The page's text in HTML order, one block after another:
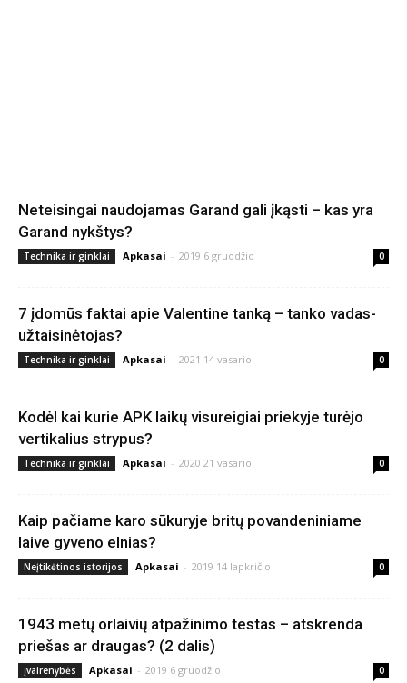
Neteisingai naudojamas Garand gali įkąsti – kas yra
Garand nykštys?
Technika ir ginklai Apkasai - 2019 6 gruodžio 0
7 įdomūs faktai apie Valentine tanką – tanko vadas-
užtaisinėtojas?
Technika ir ginklai Apkasai - 2021 14 vasario 0
Kodėl kai kurie APK laikų visureigiai priekyje turėjo
vertikalius strypus?
Technika ir ginklai Apkasai - 2020 21 vasario 0
Kaip pačiame karo sūkuryje britų povandeniniame
laive gyveno elnias?
Neįtikėtinos istorijos Apkasai - 2019 14 lapkričio 0
1943 metų orlaivių atpažinimo testas – atskrenda
priešas ar draugas? (2 dalis)
Įvairenybės Apkasai - 2019 6 gruodžio 0